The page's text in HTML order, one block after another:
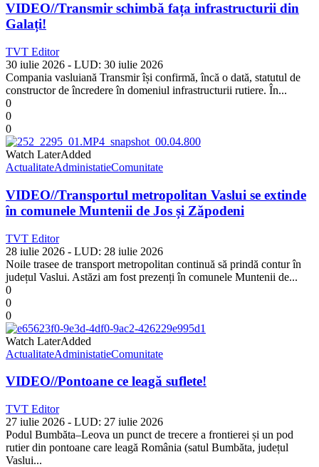
VIDEO//Transmir schimbă fața infrastructurii din
Galați!
TVT Editor
30 iulie 2026 - LUD: 30 iulie 2026
Compania vasluiană Transmir își confirmă, încă o dată, statutul de
constructor de încredere în domeniul infrastructurii rutiere. În...
0
0
0
Watch LaterAdded
ActualitateAdministatieComunitate
VIDEO//Transportul metropolitan Vaslui se extinde
în comunele Muntenii de Jos și Zăpodeni
TVT Editor
28 iulie 2026 - LUD: 28 iulie 2026
Noile trasee de transport metropolitan continuă să prindă contur în
județul Vaslui. Astăzi am fost prezenți în comunele Muntenii de...
0
0
0
Watch LaterAdded
ActualitateAdministatieComunitate
VIDEO//Pontoane ce leagă suflete!
TVT Editor
27 iulie 2026 - LUD: 27 iulie 2026
Podul Bumbăta–Leova un punct de trecere a frontierei și un pod
rutier din pontoane care leagă România (satul Bumbăta, județul
Vaslui...